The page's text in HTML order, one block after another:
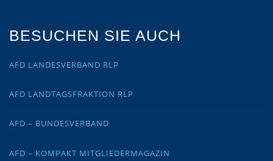
BESUCHEN SIE AUCH
AFD LANDESVERBAND RLP
AFD LANDTAGSFRAKTION RLP
AFD – BUNDESVERBAND
AFD – KOMPAKT MITGLIEDERMAGAZIN